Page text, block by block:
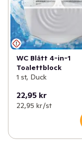
WC Blått 4-in-1
Toalettblock
1 st, Duck
22,95 kr
22,95 kr /st